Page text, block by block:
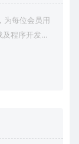
为每位会员用
程序开发服